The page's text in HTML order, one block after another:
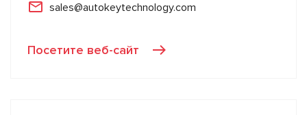
sales@autokeytechnology.com
Посетите веб-сайт